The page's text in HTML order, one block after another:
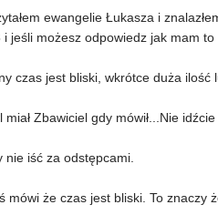
ewangelie Łukasza i
jeśli możesz odpowiedz jak mam to
czas jest bliski, wkrótce duża ilość
Zbawiciel gdy mówił...Nie
nie iść za odstępcami.
mówi że czas jest bliski. To znaczy